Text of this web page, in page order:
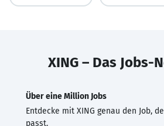
XING – Das Jobs-
Über eine Million Jobs
Entdecke mit XING genau den Job,
passt.